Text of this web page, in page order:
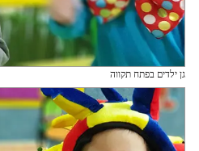
גן ילדים בפתח תקווה